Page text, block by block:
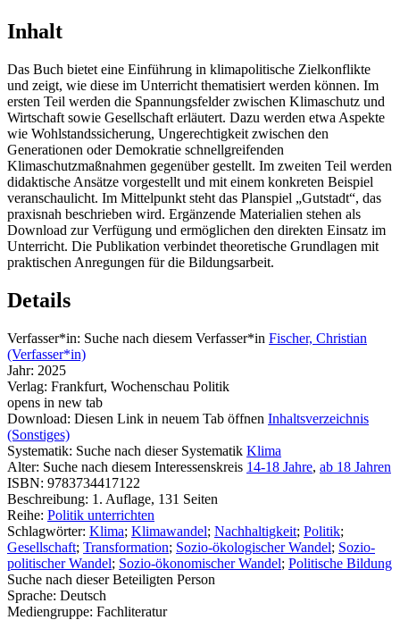
Inhalt
Das Buch bietet eine Einführung in klimapolitische Zielkonflikte
und zeigt, wie diese im Unterricht thematisiert werden können. Im
ersten Teil werden die Spannungsfelder zwischen Klimaschutz und
Wirtschaft sowie Gesellschaft erläutert. Dazu werden etwa Aspekte
wie Wohlstandssicherung, Ungerechtigkeit zwischen den
Generationen oder Demokratie schnellgreifenden
Klimaschutzmaßnahmen gegenüber gestellt. Im zweiten Teil werden
didaktische Ansätze vorgestellt und mit einem konkreten Beispiel
veranschaulicht. Im Mittelpunkt steht das Planspiel „Gutstadt“, das
praxisnah beschrieben wird. Ergänzende Materialien stehen als
Download zur Verfügung und ermöglichen den direkten Einsatz im
Unterricht. Die Publikation verbindet theoretische Grundlagen mit
praktischen Anregungen für die Bildungsarbeit.
Details
Verfasser*in: Suche nach diesem Verfasser*in Fischer, Christian
(Verfasser*in)
Jahr: 2025
Verlag: Frankfurt, Wochenschau Politik
opens in new tab
Download: Diesen Link in neuem Tab öffnen Inhaltsverzeichnis
(Sonstiges)
Systematik: Suche nach dieser Systematik Klima
Alter: Suche nach diesem Interessenskreis 14-18 Jahre, ab 18 Jahren
ISBN: 9783734417122
Beschreibung: 1. Auflage, 131 Seiten
Reihe: Politik unterrichten
Schlagwörter: Klima; Klimawandel; Nachhaltigkeit; Politik;
Gesellschaft; Transformation; Sozio-ökologischer Wandel; Sozio-
politischer Wandel; Sozio-ökonomischer Wandel; Politische Bildung
Suche nach dieser Beteiligten Person
Sprache: Deutsch
Mediengruppe: Fachliteratur